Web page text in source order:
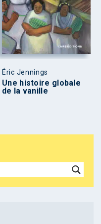
Éric Jennings
Une histoire globale
de la vanille